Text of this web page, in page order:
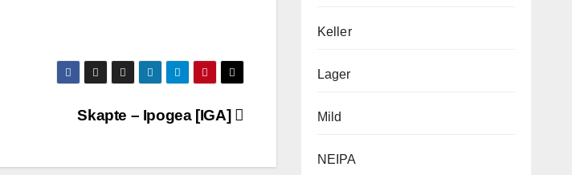
Skapte – Ipogea [IGA]
Keller
Lager
Mild
NEIPA